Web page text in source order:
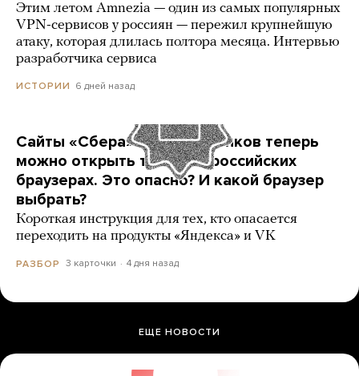
Этим летом Amnezia — один из самых популярных
VPN-сервисов у россиян — пережил крупнейшую
атаку, которая длилась полтора месяца. Интервью
разработчика сервиса
ИСТОРИИ 6 дней назад
Сайты «Сбера» и других банков теперь
можно открыть только в российских
браузерах. Это опасно? И какой браузер
выбрать?
Короткая инструкция для тех, кто опасается
переходить на продукты «Яндекса» и VK
РАЗБОР 3 карточки 4 дня назад
ЕЩЕ НОВОСТИ